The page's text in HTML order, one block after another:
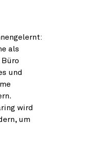
als
und
wird
um